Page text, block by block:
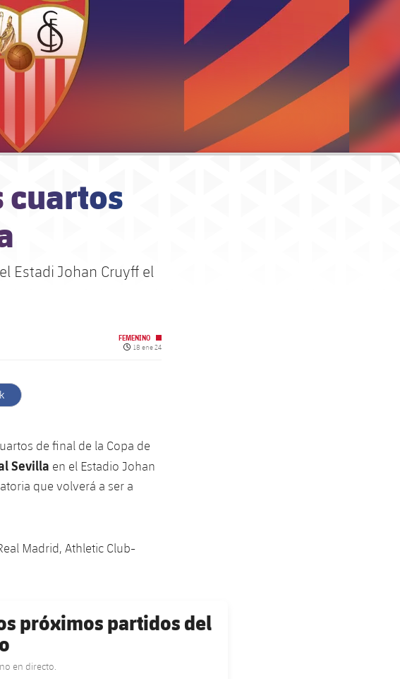
cuartos
Estadi Johan Cruyff el
FEMENINO
Fecha de publicación
18 ene 24
de final de la Copa de
Sevilla en el Estadio Johan
que volverá a ser a
Madrid, Athletic Club-
próximos partidos del
en directo.